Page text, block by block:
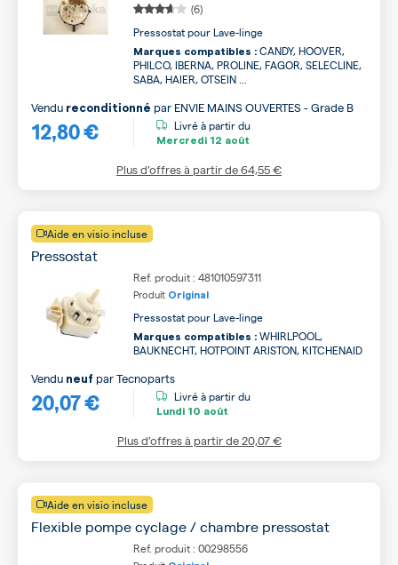
(6)
Pressostat pour Lave-linge
Marques compatibles : CANDY, HOOVER,
PHILCO, IBERNA, PROLINE, FAGOR, SELECLINE,
SABA, HAIER, OTSEIN ...
12,80 €
Vendu reconditionné par ENVIE MAINS OUVERTES - Grade B
Livré à partir du
Mercredi 12 août
Plus d’offres à partir de64,55 €
Aide en visio incluse
Pressostat
Ref. produit : 481010597311
Produit Original
Pressostat pour Lave-linge
Marques compatibles : WHIRLPOOL,
BAUKNECHT, HOTPOINT ARISTON, KITCHENAID
20,07 €
Vendu neuf parTecnoparts
Livré à partir du
Lundi 10 août
Plus d’offres à partir de20,07 €
Aide en visio incluse
Flexible pompe cyclage / chambre pressostat
Ref. produit : 00298556